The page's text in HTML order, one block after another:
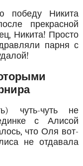
победу Никита
прекрасной
Никита! Просто
парня с
чуть-чуть не
с Алисой
что Оля вот-
не отдавала